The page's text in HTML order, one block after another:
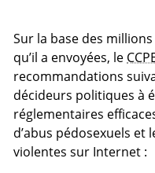
Sur la base des
qu’il a envoyées, le
recommandations
décideurs politiques à
réglementaires
d’abus pédosexuels et
violentes sur Internet :